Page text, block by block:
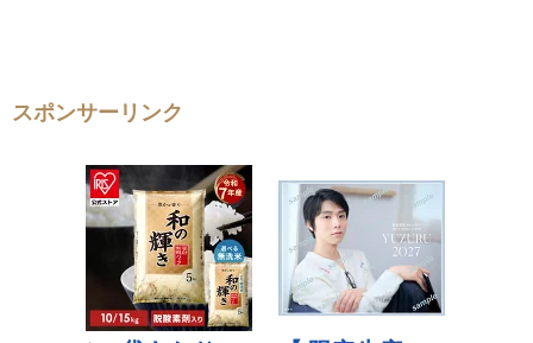
スポンサーリンク